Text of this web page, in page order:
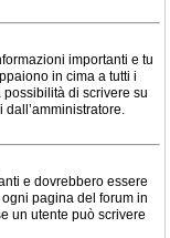
importanti e tu
in cima a tutti i
di scrivere su
e dovrebbero essere
pagina del forum in
un utente può scrivere